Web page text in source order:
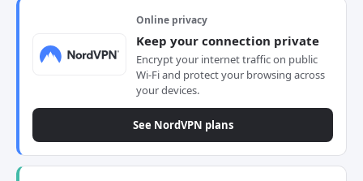
Online privacy
Keep your connection private
Encrypt your internet traffic on public
Wi-Fi and protect your browsing across
your devices.
See NordVPN plans